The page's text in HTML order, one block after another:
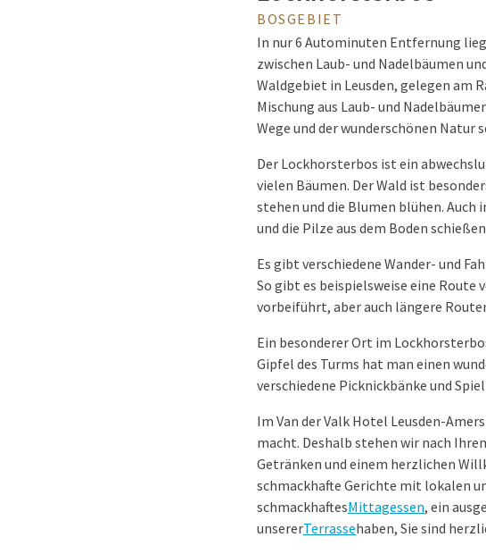
BOSGEBIET
In nur 6 Autominuten Entfernung
zwischen Laub- und Nadelbäumen
Waldgebiet in Leusden, gelegen am
Mischung aus Laub- und
Wege und der wunderschönen Natur
Der Lockhorsterbos ist ein
vielen Bäumen. Der Wald ist
stehen und die Blumen blühen.
und die Pilze aus dem Boden
Es gibt verschiedene Wander- und
So gibt es beispielsweise eine Route
vorbeiführt, aber auch längere
Ein besonderer Ort im
Gipfel des Turms hat man einen
verschiedene Picknickbänke und
Im Van der Valk Hotel Leusden-
macht. Deshalb stehen wir nach
Getränken und einem herzlichen
schmackhafte Gerichte mit lokalen
schmackhaftesMittagessen, ein
unsererTerrassehaben, Sie sind